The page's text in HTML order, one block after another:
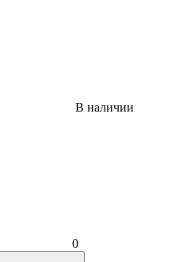
В наличии
0